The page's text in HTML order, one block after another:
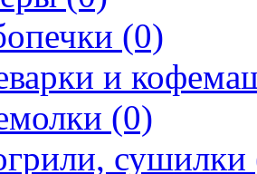
(0)
и
(0)
сушилки